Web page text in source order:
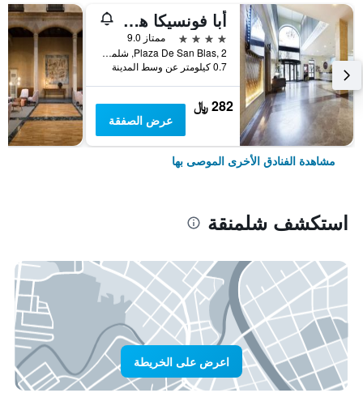
أبا فونسيكا هوتل
4 نجوم
ممتاز 9.0
Plaza De San Blas, 2, شلمنقة, مقاطعة سالامانكا, أسبانيا
0.7 كيلومتر عن وسط المدينة
282 ﷼
عرض الصفقة
مشاهدة الفنادق الأخرى الموصى بها
استكشف شلمنقة
اعرض على الخريطة